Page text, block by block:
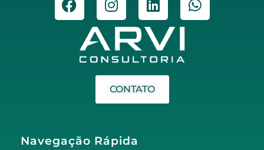
CONTATO
Navegação Rápida